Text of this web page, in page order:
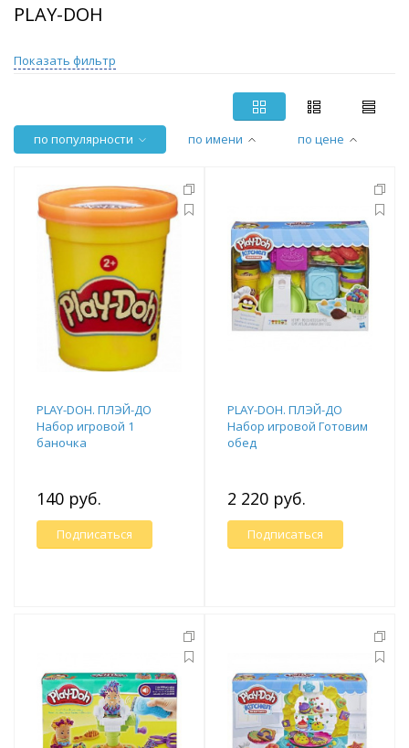
PLAY-DOH
Показать фильтр
по популярности по имени по цене
PLAY-DOH. ПЛЭЙ-ДО
Набор игровой 1
баночка
140 руб.
Подписаться
PLAY-DOH. ПЛЭЙ-ДО
Набор игровой Готовим
обед
2 220 руб.
Подписаться